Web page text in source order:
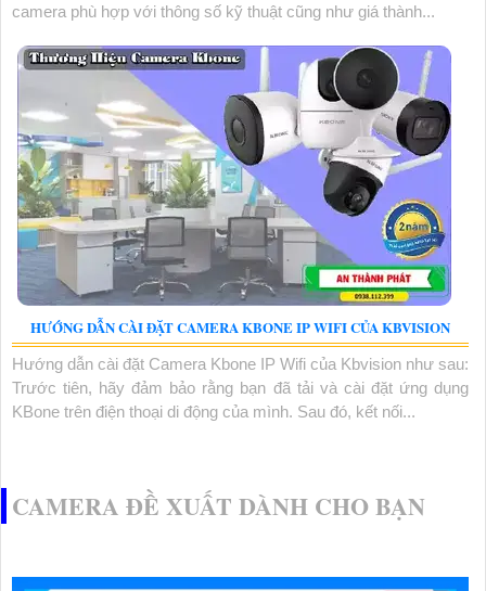
camera phù hợp với thông số kỹ thuật cũng như giá thành...
HƯỚNG DẪN CÀI ĐẶT CAMERA KBONE IP WIFI CỦA KBVISION
Hướng dẫn cài đặt Camera Kbone IP Wifi của Kbvision như sau:
Trước tiên, hãy đảm bảo rằng bạn đã tải và cài đặt ứng dụng
KBone trên điện thoại di động của mình. Sau đó, kết nối...
CAMERA ĐỀ XUẤT DÀNH CHO BẠN